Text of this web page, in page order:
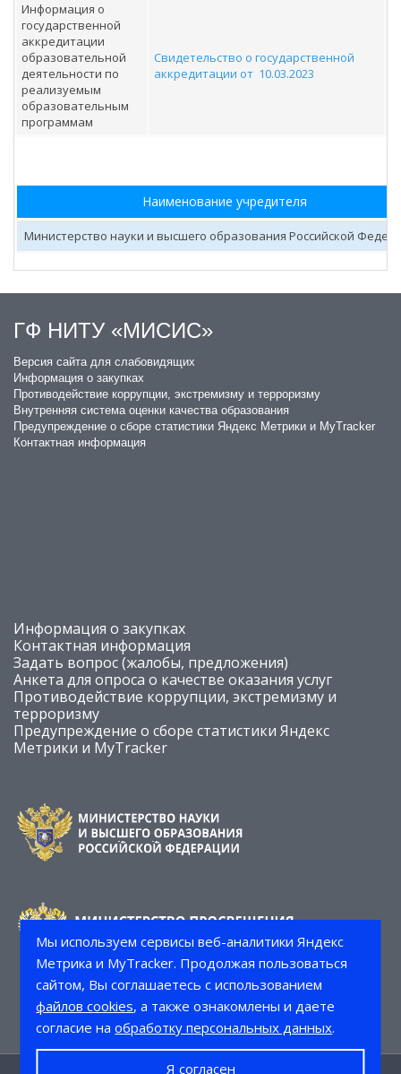
Мы используем сервисы веб-аналитики Яндекс
Метрика и MyTracker. Продолжая пользоваться
сайтом, Вы соглашаетесь с использованием
файлов cookies, а также ознакомлены и даете
согласие наобработку персональных данных.
Я согласен
Информация о
государственной
аккредитации
образовательной
деятельности по
реализуемым
образовательным
программам
Свидетельство о государственной
аккредитации от 10.03.2023
Наименование учредителя
Министерство науки и высшего образования Российской
ГФ НИТУ «МИСИС»
​Версия сайта для слабовидящих
Информация о закупках
Противодействие коррупции, экстремизму и терроризму
Внутренняя система оценки качества образования
Предупреждение о сборе статистики Яндекс Метрики и MyTracker
Контактная информация
Информация о закупках
Контактная информация
Задать вопрос (жалобы, предложения)
Анкета для опроса о качестве оказания услуг
Противодействие коррупции, экстремизму и
терроризму
Предупреждение о сборе статистики Яндекс
Метрики и MyTracker